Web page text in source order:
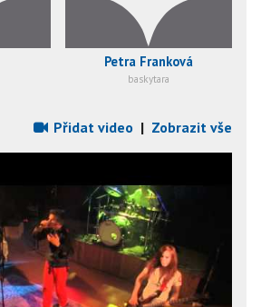
Petra Franková
baskytara
Přidat video | Zobrazit vše